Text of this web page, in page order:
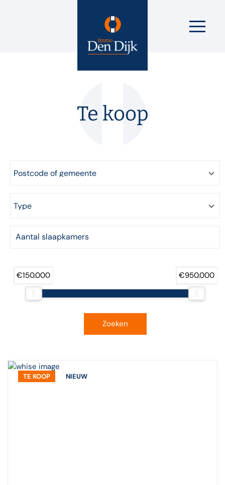
Te koop
Postcode of gemeente
Type
€150.000 €950.000
Zoeken
TE KOOP NIEUW